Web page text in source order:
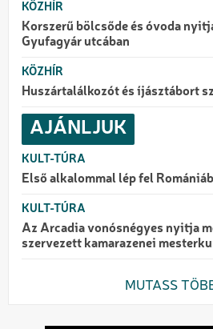
KÖZHÍR
Korszerű bölcsőde és óvoda
Gyufagyár utcában
KÖZHÍR
Huszártalálkozót és íjásztábort
AJÁNLJUK
KULT-TÚRA
Első alkalommal lép fel
KULT-TÚRA
Az Arcadia vonósnégyes nyitja
szervezett kamarazenei
MUTASS